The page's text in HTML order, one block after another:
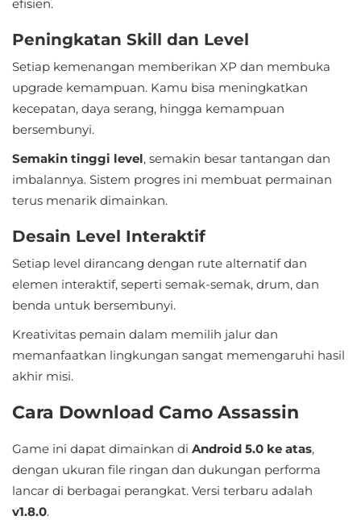
Dating
Education
Emulator
Entertainment
Events
Finance
Food
Health
&
Fitness
&
Home
Libraries
&
efisien.
Peningkatan Skill dan Level
Setiap kemenangan memberikan XP dan membuka
upgrade kemampuan. Kamu bisa meningkatkan
kecepatan, daya serang, hingga kemampuan
bersembunyi.
Semakin tinggi level, semakin besar tantangan dan
imbalannya. Sistem progres ini membuat permainan
terus menarik dimainkan.
Desain Level Interaktif
Setiap level dirancang dengan rute alternatif dan
elemen interaktif, seperti semak-semak, drum, dan
benda untuk bersembunyi.
Kreativitas pemain dalam memilih jalur dan
memanfaatkan lingkungan sangat memengaruhi hasil
akhir misi.
Cara Download Camo Assassin
Game ini dapat dimainkan di Android 5.0 ke atas,
dengan ukuran file ringan dan dukungan performa
lancar di berbagai perangkat. Versi terbaru adalah
v1.8.0.